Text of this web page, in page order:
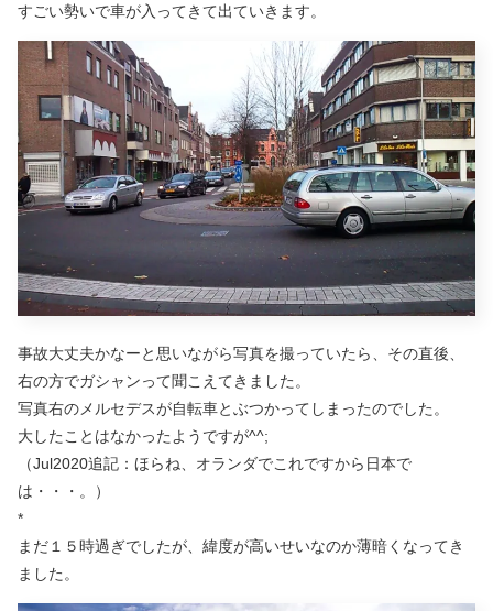
すごい勢いで車が入ってきて出ていきます。
事故大丈夫かなーと思いながら写真を撮っていたら、その直後、
右の方でガシャンって聞こえてきました。
写真右のメルセデスが自転車とぶつかってしまったのでした。
大したことはなかったようですが^^;
（Jul2020追記：ほらね、オランダでこれですから日本で
は・・・。）
*
まだ１５時過ぎでしたが、緯度が高いせいなのか薄暗くなってき
ました。